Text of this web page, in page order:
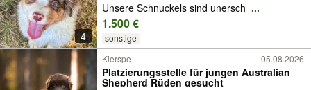
4
Unsere Schnuckels sind unersch ...
1.500 €
sonstige
Kierspe
05.08.2026
Platzierungsstelle für jungen Australian
Shepherd Rüden gesucht